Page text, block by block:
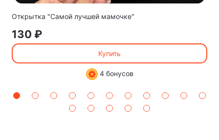
Открытка "Самой лучшей мамочке"
130 ₽
Купить
4 бонусов